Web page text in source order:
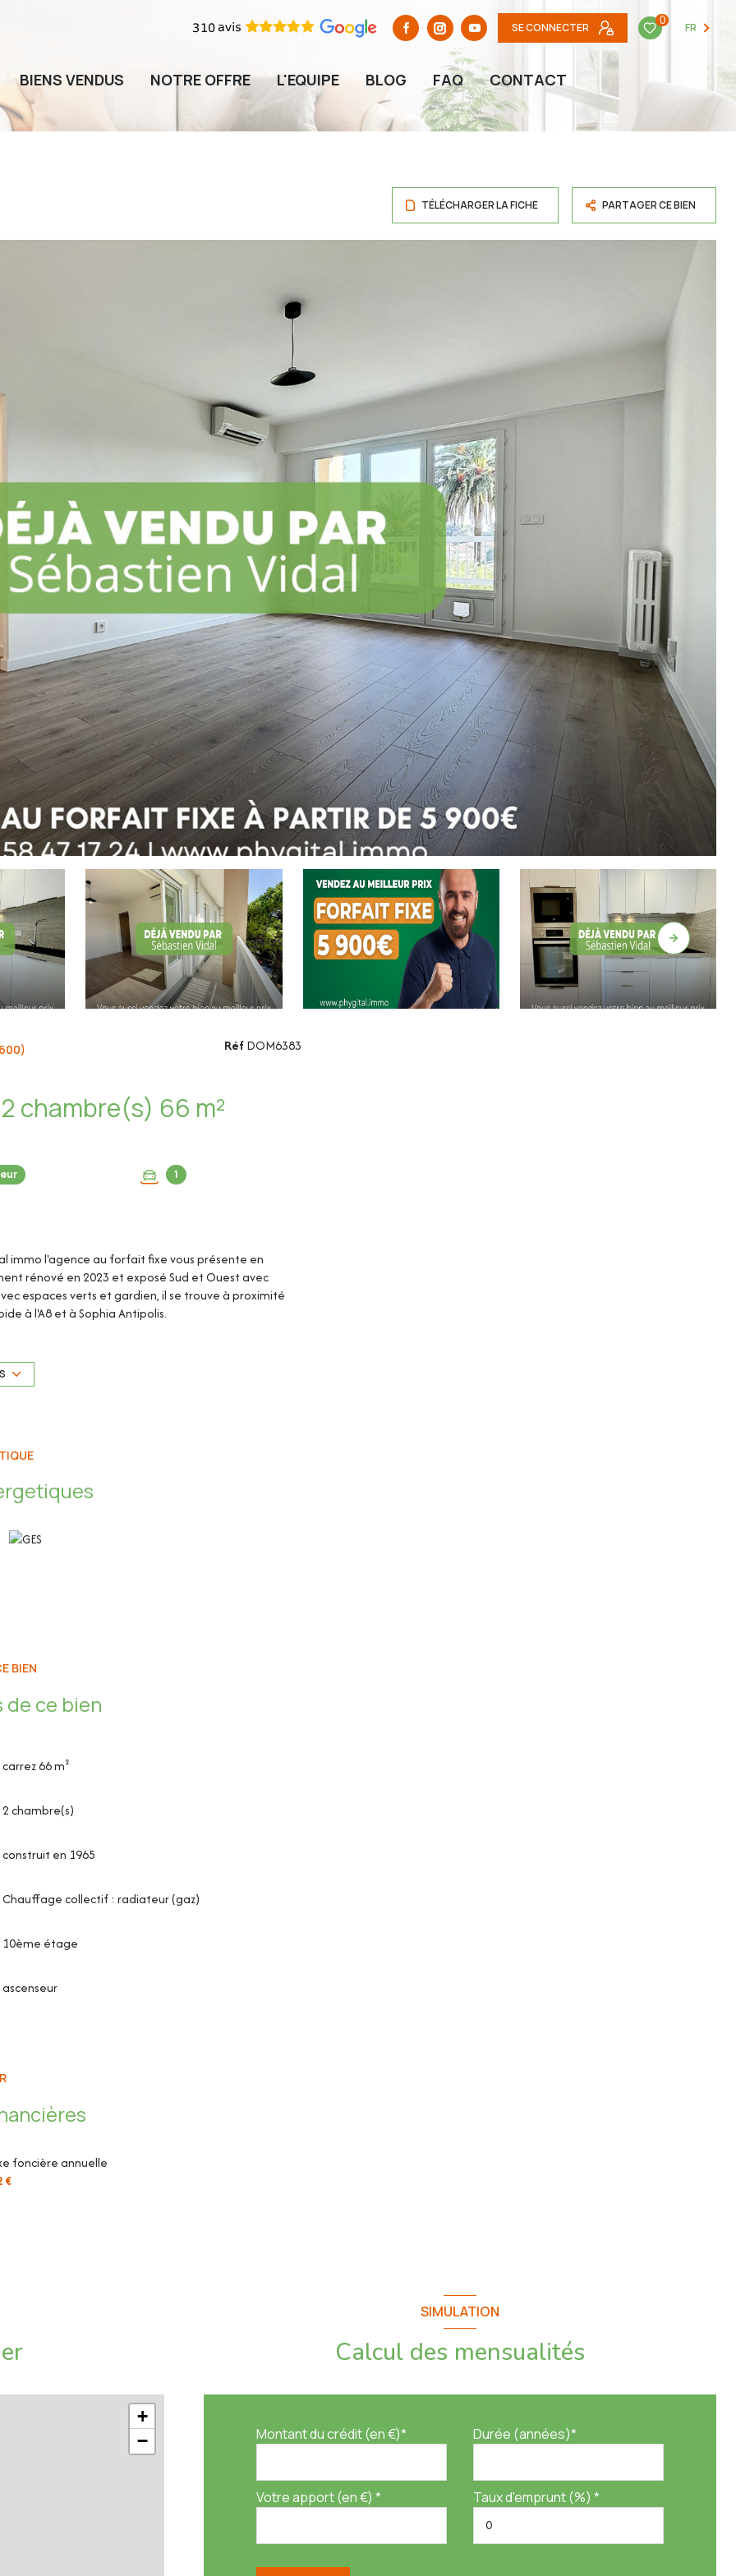
SE CONNECTER
0
FR
BIENS VENDUS NOTRE OFFRE L'EQUIPE BLOG FAQ CONTACT
TÉLÉCHARGER LA FICHE PARTAGER CE BIEN
Appartement 3 pièce(s) 2 chambre(s) 66 m²
1
RéfDOM6383
immo l'agence au forfait fixe vous présente en
rénové en 2023 et exposé Sud et Ouest avec
espaces verts et gardien, il se trouve à proximité
à l'A8 et à Sophia Antipolis.
buanderie)
organiser une visite ou une estimation de votre bien
immo au forfait fixe avec des services innovants
BIEN
ce bien
carrez 66 m²
2 chambre(s)
construit en 1965
Chauffage collectif : radiateur (gaz)
10ème étage
ascenseur
foncière annuelle
€
+
−
SIMULATION
Calcul des mensualités
Montant du crédit (en €)* Durée (années)*
Votre apport (en €) * Taux d'emprunt (%) *